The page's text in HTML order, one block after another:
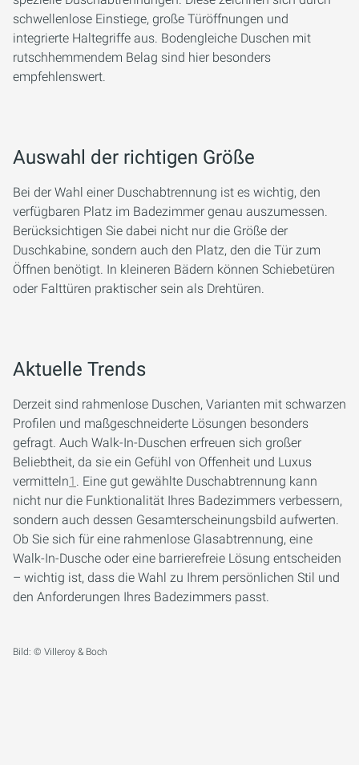
schwellenlose Einstiege, große Türöffnungen und
integrierte Haltegriffe aus. Bodengleiche Duschen mit
rutschhemmendem Belag sind hier besonders
empfehlenswert.
Auswahl der richtigen Größe
Bei der Wahl einer Duschabtrennung ist es wichtig, den
verfügbaren Platz im Badezimmer genau auszumessen.
Berücksichtigen Sie dabei nicht nur die Größe der
Duschkabine, sondern auch den Platz, den die Tür zum
Öffnen benötigt. In kleineren Bädern können Schiebetüren
oder Falttüren praktischer sein als Drehtüren.
Aktuelle Trends
Derzeit sind rahmenlose Duschen, Varianten mit schwarzen
Profilen und maßgeschneiderte Lösungen besonders
gefragt. Auch Walk-In-Duschen erfreuen sich großer
Beliebtheit, da sie ein Gefühl von Offenheit und Luxus
vermitteln1 . Eine gut gewählte Duschabtrennung kann
nicht nur die Funktionalität Ihres Badezimmers verbessern,
sondern auch dessen Gesamterscheinungsbild aufwerten.
Ob Sie sich für eine rahmenlose Glasabtrennung, eine
Walk-In-Dusche oder eine barrierefreie Lösung entscheiden
– wichtig ist, dass die Wahl zu Ihrem persönlichen Stil und
den Anforderungen Ihres Badezimmers passt.
Bild: © Villeroy & Boch